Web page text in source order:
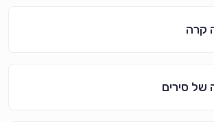
קרה
של סירים